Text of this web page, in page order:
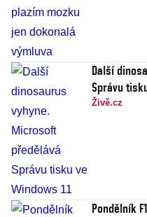
Další
Správu
Živě.cz
Pondělník